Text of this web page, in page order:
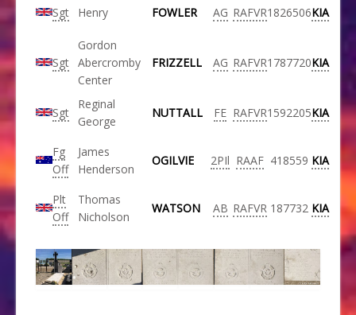
Sgt Henry FOWLER AG RAFVR1826506KIA
Sgt
Gordon
Abercromby
Center
FRIZZELL AG RAFVR1787720KIA
Sgt
Reginal
George
NUTTALL FE RAFVR1592205KIA
Fg
Off
James
Henderson
OGILVIE 2PIl RAAF 418559 KIA
Plt
Off
Thomas
Nicholson
WATSON AB RAFVR 187732 KIA